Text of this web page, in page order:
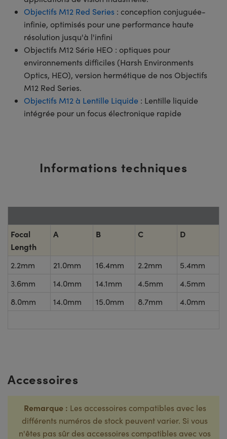
Objectifs M12 Red Series : conception conjuguée-
infinie, optimisés pour une performance haute
résolution jusqu'à l'infini
Objectifs M12 Série HEO : optiques pour
environnements difficiles (Harsh Environments
Optics, HEO), version hermétique de nos Objectifs
M12 Red Series.
Objectifs M12 à Lentille Liquide : Lentille liquide
intégrée pour un focus électronique rapide
Informations techniques
Focal
Length
A B C D
2.2mm 21.0mm 16.4mm 2.2mm
5.4mm
3.6mm
14.0mm 14.1mm 4.5mm
4.5mm
8.0mm
14.0mm 15.0mm 8.7mm 4.0mm
Accessoires
Remarque : Les accessoires compatibles avec les
différents numéros de stock peuvent varier. Si vous
n'êtes pas sûr des accessoires compatibles avec vos